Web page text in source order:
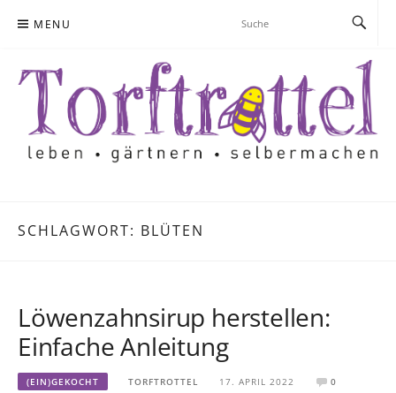
MENU
SCHLAGWORT: BLÜTEN
Löwenzahnsirup herstellen:
Einfache Anleitung
(EIN)GEKOCHT TORFTROTTEL 17. APRIL 2022 0